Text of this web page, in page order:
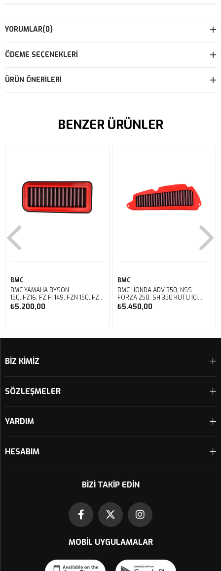
YORUMLAR(0)
ÖDEME SEÇENEKLERI
ÜRÜN ÖNERILERI
BENZER ÜRÜNLER
BMC
BMC YAMAHA BYSON
150, FZ16, FZ FI 149, FZN 150, FZS
FI V3 KUTU İÇİ PERFORMANS
HAVA FİLTRESİ FM01147
₺5.200,00
BMC
BMC HONDA ADV 350, NSS
FORZA 250, SH 350 KUTU İÇİ
PERFORMANS HAVA FİLTRESİ
₺5.450,00
BİZ KİMİZ
SÖZLEŞMELER
YARDIM
HESABIM
BIZI TAKIP EDIN
MOBIL UYGULAMALAR